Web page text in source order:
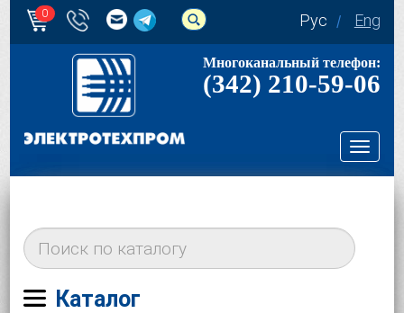
0 Рус Eng
Многоканальный телефон:
(342) 210-59-06
Каталог